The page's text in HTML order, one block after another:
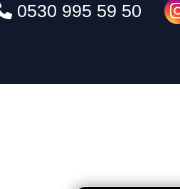
0530 995 59 50